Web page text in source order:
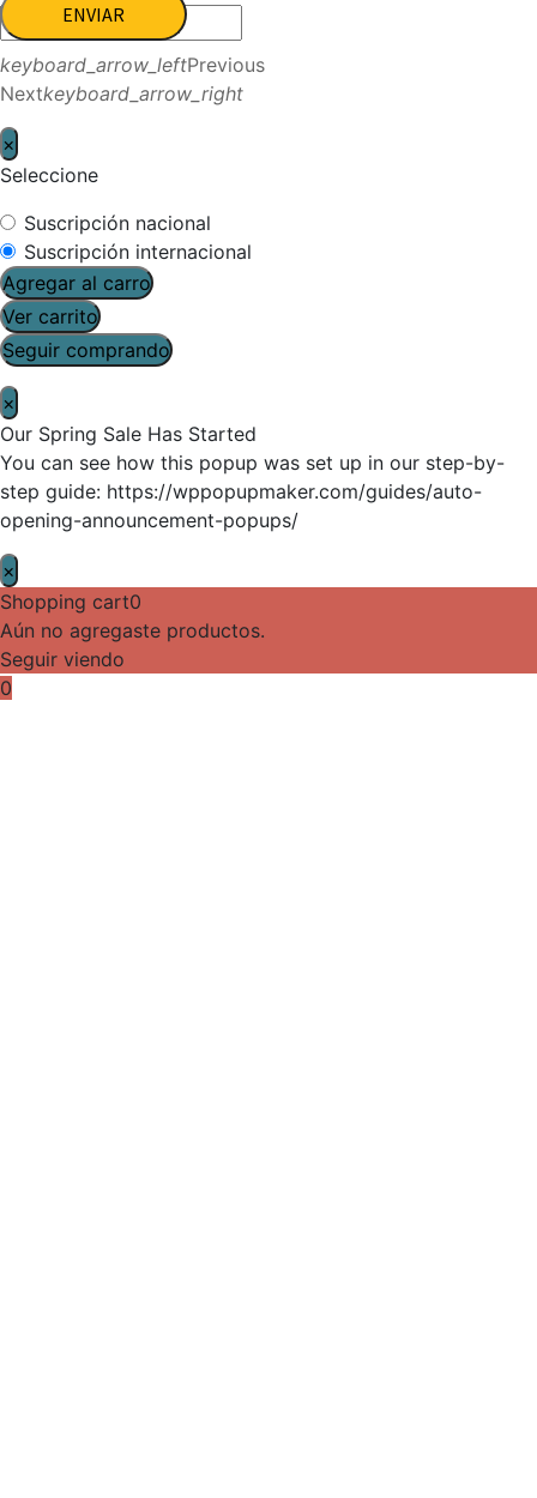
ENVIAR
keyboard_arrow_leftPrevious
Nextkeyboard_arrow_right
×
Seleccione
Suscripción nacional
Suscripción internacional
Agregar al carro
Ver carrito
Seguir comprando
×
Our Spring Sale Has Started
You can see how this popup was set up in our step-by-
step guide: https://wppopupmaker.com/guides/auto-
opening-announcement-popups/
×
Shopping cart0
Aún no agregaste productos.
Seguir viendo
0